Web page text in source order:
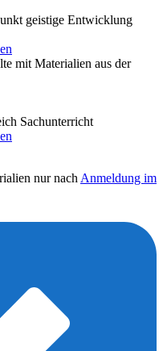
geistige Entwicklung
mit Materialien aus der
Sachunterricht
nur nach Anmeldung im